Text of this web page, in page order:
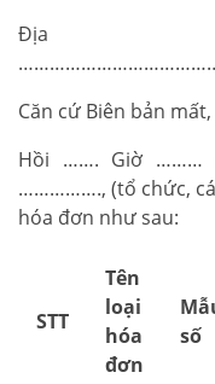
Căn cứ Biên bản
Hồi ……. Giờ ………
……………., (tổ chức, cá
hóa đơn như sau:
STT
Tên
loại
hóa
đơn
số